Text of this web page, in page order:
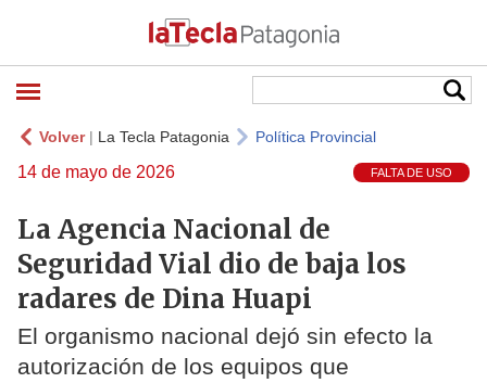
Volver| La Tecla Patagonia Política Provincial
14 de mayo de 2026 FALTA DE USO
La Agencia Nacional de
Seguridad Vial dio de baja los
radares de Dina Huapi
El organismo nacional dejó sin efecto la
autorización de los equipos que